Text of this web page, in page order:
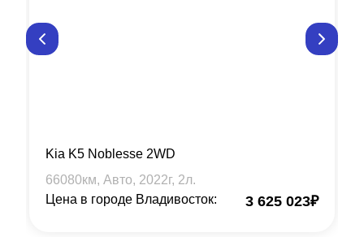
Kia K5 Noblesse 2WD
66080км, Авто, 2022г, 2л.
Цена в городе Владивосток:
3 625 023₽